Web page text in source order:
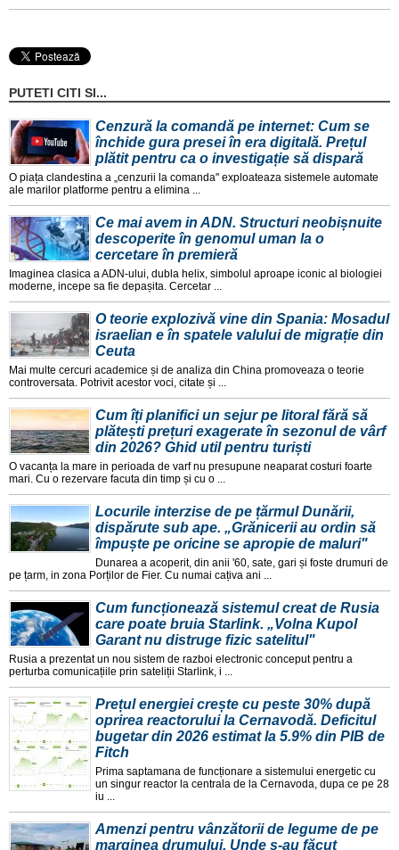
PUTETI CITI SI...
Cenzură la comandă pe internet: Cum se
închide gura presei în era digitală. Prețul
plătit pentru ca o investigație să dispară
O piața clandestina a „cenzurii la comanda" exploateaza sistemele automate
ale marilor platforme pentru a elimina ...
Ce mai avem in ADN. Structuri neobișnuite
descoperite în genomul uman la o
cercetare în premieră
Imaginea clasica a ADN-ului, dubla helix, simbolul aproape iconic al biologiei
moderne, incepe sa fie depașita. Cercetar ...
O teorie explozivă vine din Spania: Mosadul
israelian e în spatele valului de migrație din
Ceuta
Mai multe cercuri academice și de analiza din China promoveaza o teorie
controversata. Potrivit acestor voci, citate și ...
Cum îți planifici un sejur pe litoral fără să
plătești prețuri exagerate în sezonul de vârf
din 2026? Ghid util pentru turiști
O vacanța la mare in perioada de varf nu presupune neaparat costuri foarte
mari. Cu o rezervare facuta din timp și cu o ...
Locurile interzise de pe țărmul Dunării,
dispărute sub ape. „Grănicerii au ordin să
împuște pe oricine se apropie de maluri"
Dunarea a acoperit, din anii '60, sate, gari și foste drumuri de
pe țarm, in zona Porților de Fier. Cu numai cațiva ani ...
Cum funcționează sistemul creat de Rusia
care poate bruia Starlink. „Volna Kupol
Garant nu distruge fizic satelitul"
Rusia a prezentat un nou sistem de razboi electronic conceput pentru a
perturba comunicațiile prin sateliții Starlink, i ...
Prețul energiei crește cu peste 30% după
oprirea reactorului la Cernavodă. Deficitul
bugetar din 2026 estimat la 5.9% din PIB de
Fitch
Prima saptamana de funcționare a sistemului energetic cu
un singur reactor la centrala de la Cernavoda, dupa ce pe 28
iu ...
Amenzi pentru vânzătorii de legume de pe
marginea drumului. Unde s-au făcut